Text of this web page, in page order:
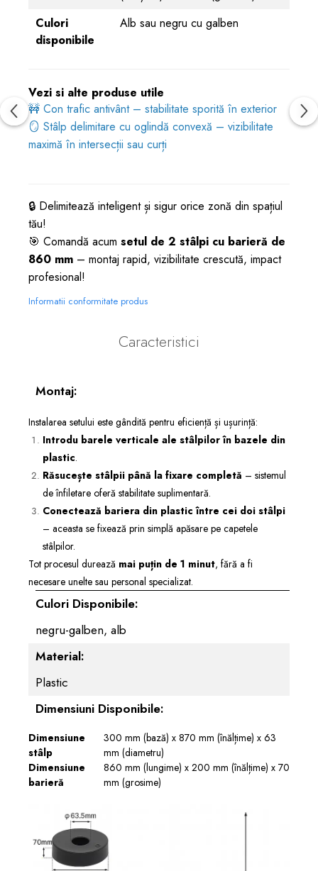
Culori
disponibile
Alb sau negru cu galben
Vezi si alte produse utile
🚧 Con trafic antivânt – stabilitate sporită în exterior
🪞 Stâlp delimitare cu oglindă convexă – vizibilitate
maximă în intersecții sau curți
🔒 Delimitează inteligent și sigur orice zonă din spațiul
tău!
🎯 Comandă acum setul de 2 stâlpi cu barieră de
860 mm – montaj rapid, vizibilitate crescută, impact
profesional!
Informatii conformitate produs
Caracteristici
Montaj:
Instalarea setului este gândită pentru eficiență și ușurință:
Introdu barele verticale ale stâlpilor în bazele din
plastic.
Răsucește stâlpii până la fixare completă – sistemul
de înfiletare oferă stabilitate suplimentară.
Conectează bariera din plastic între cei doi stâlpi
– aceasta se fixează prin simplă apăsare pe capetele
stâlpilor.
Tot procesul durează mai puțin de 1 minut, fără a fi
necesare unelte sau personal specializat.
Culori Disponibile:
negru-galben, alb
Material:
Plastic
Dimensiuni Disponibile:
Dimensiune
stâlp
300 mm (bază) x 870 mm (înălțime) x 63
mm (diametru)
Dimensiune
barieră
860 mm (lungime) x 200 mm (înălțime) x 70
mm (grosime)